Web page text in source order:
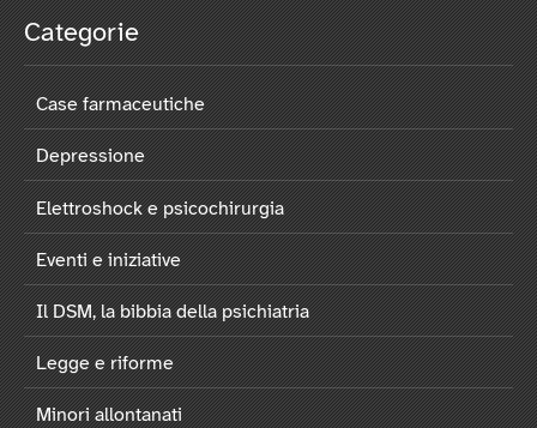
Categorie
Case farmaceutiche
Depressione
Elettroshock e psicochirurgia
Eventi e iniziative
Il DSM, la bibbia della psichiatria
Legge e riforme
Minori allontanati